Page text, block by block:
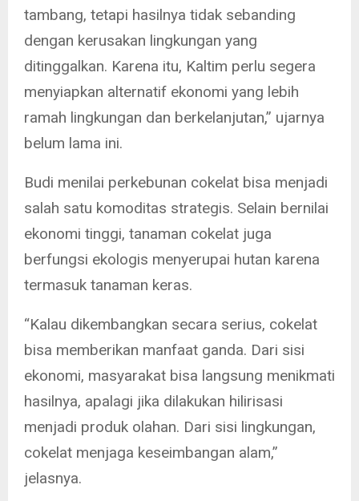
tambang, tetapi hasilnya tidak sebanding
dengan kerusakan lingkungan yang
ditinggalkan. Karena itu, Kaltim perlu segera
menyiapkan alternatif ekonomi yang lebih
ramah lingkungan dan berkelanjutan,” ujarnya
belum lama ini.
Budi menilai perkebunan cokelat bisa menjadi
salah satu komoditas strategis. Selain bernilai
ekonomi tinggi, tanaman cokelat juga
berfungsi ekologis menyerupai hutan karena
termasuk tanaman keras.
“Kalau dikembangkan secara serius, cokelat
bisa memberikan manfaat ganda. Dari sisi
ekonomi, masyarakat bisa langsung menikmati
hasilnya, apalagi jika dilakukan hilirisasi
menjadi produk olahan. Dari sisi lingkungan,
cokelat menjaga keseimbangan alam,”
jelasnya.